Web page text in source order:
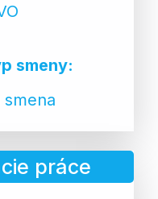
smeny:
smena
práce